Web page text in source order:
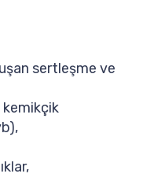
sertleşme ve
kemikçik